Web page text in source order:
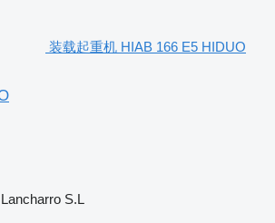
装载起重机 HIAB 166 E5 HIDUO
S.L